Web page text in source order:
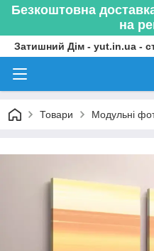
Безкоштовна
на
Затишний Дім - yut.in.ua -
Товари Модульні